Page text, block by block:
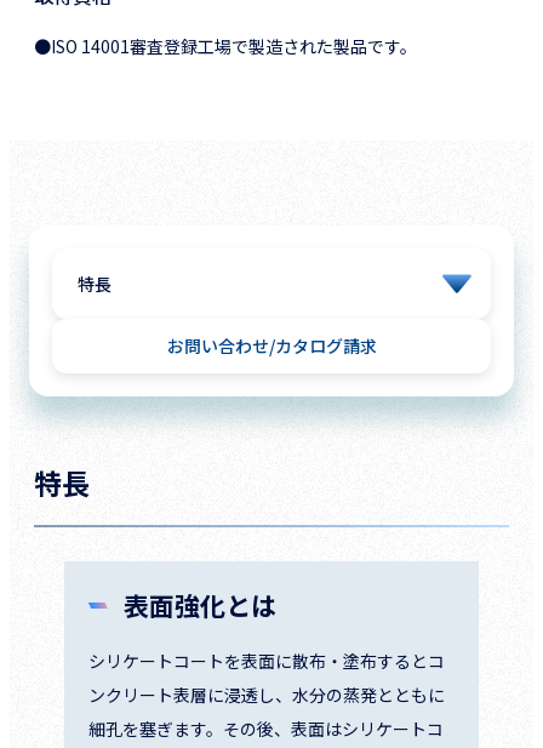
●ISO 14001審査登録工場で製造された製品です。
お問い合わせ カタログ請求
特長
表面強化とは
シリケートコートを表面に散布・塗布するとコ
ンクリート表層に浸透し、水分の蒸発とともに
細孔を塞ぎます。その後、表面はシリケートコ